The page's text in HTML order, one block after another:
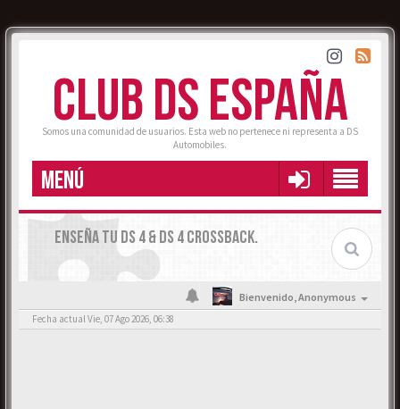
CLUB DS ESPAÑA
Somos una comunidad de usuarios. Esta web no pertenece ni representa a DS
Automobiles.
MENÚ
ENSEÑA TU DS 4 & DS 4 CROSSBACK.
Bienvenido,Anonymous
Fecha actual Vie, 07 Ago 2026, 06:38